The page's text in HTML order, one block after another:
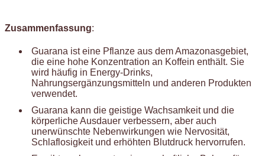
Zusammenfassung:
Guarana ist eine Pflanze aus dem Amazonasgebiet,
die eine hohe Konzentration an Koffein enthält. Sie
wird häufig in Energy-Drinks,
Nahrungsergänzungsmitteln und anderen Produkten
verwendet.
Guarana kann die geistige Wachsamkeit und die
körperliche Ausdauer verbessern, aber auch
unerwünschte Nebenwirkungen wie Nervosität,
Schlaflosigkeit und erhöhten Blutdruck hervorrufen.